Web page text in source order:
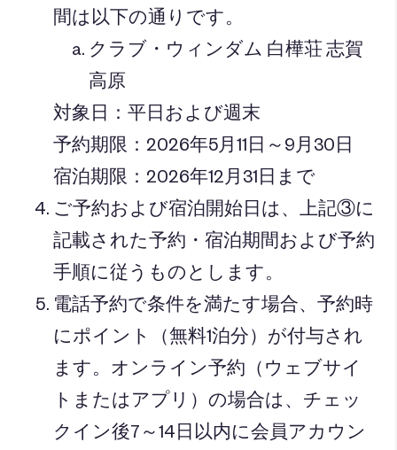
間は以下の通りです。
クラブ・ウィンダム 白樺荘 志賀
高原
対象日：平日および週末
予約期限： 2026年5月11日～9月30日
宿泊期限： 2026年12月31日まで
ご予約および宿泊開始日は、上記③に
記載された予約・宿泊期間および予約
手順に従うものとします。
電話予約で条件を満たす場合、予約時
にポイント（無料1泊分）が付与され
ます。オンライン予約（ウェブサイ
トまたはアプリ）の場合は、チェッ
クイン後7～14日以内に会員アカウン